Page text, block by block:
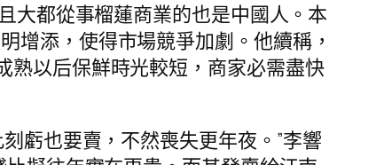
大都從事榴蓮商業的也是中國人。本
增添，使得市場競爭加劇。他續稱，
熟以后保鮮時光較短，商家必需盡快
虧也要賣，不然喪失更年夜。”李響